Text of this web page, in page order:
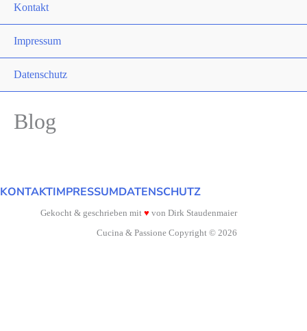
Kontakt
Impressum
Datenschutz
Blog
KONTAKTIMPRESSUMDATENSCHUTZ
Gekocht & geschrieben mit ♥ von Dirk Staudenmaier
Cucina & Passione Copyright © 2026